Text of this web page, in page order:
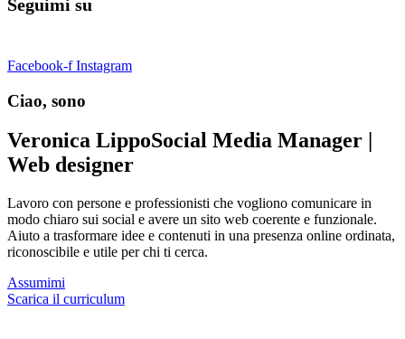
Seguimi su
Facebook-f Instagram
Ciao, sono
Veronica LippoSocial Media Manager |
Web designer
Lavoro con persone e professionisti che vogliono comunicare in
modo chiaro sui social e avere un sito web coerente e funzionale.
Aiuto a trasformare idee e contenuti in una presenza online ordinata,
riconoscibile e utile per chi ti cerca.
Assumimi
Scarica il curriculum